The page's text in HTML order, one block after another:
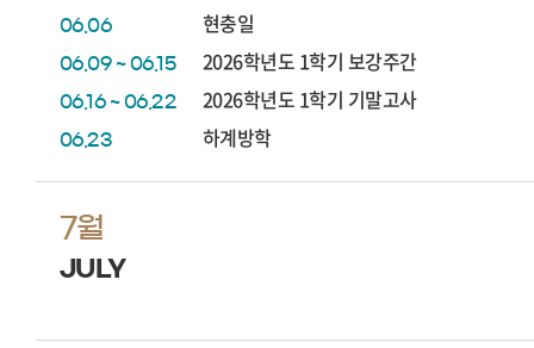
06.06 현충일
06.09 ~ 06.15 2026학년도 1학기 보강주간
06.16 ~ 06.22 2026학년도 1학기 기말고사
06.23 하계방학
7월
JULY